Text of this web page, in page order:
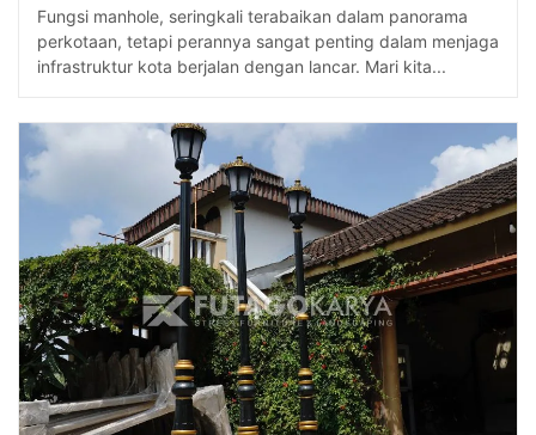
Fungsi manhole, seringkali terabaikan dalam panorama
perkotaan, tetapi perannya sangat penting dalam menjaga
infrastruktur kota berjalan dengan lancar. Mari kita...